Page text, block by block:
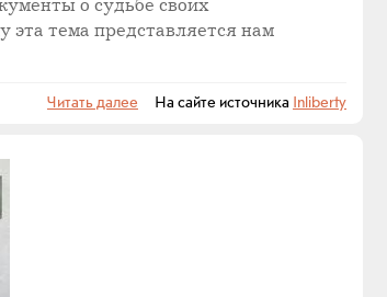
о судьбе своих
эта тема представляется нам
Читать далее На сайте источника Inliberty